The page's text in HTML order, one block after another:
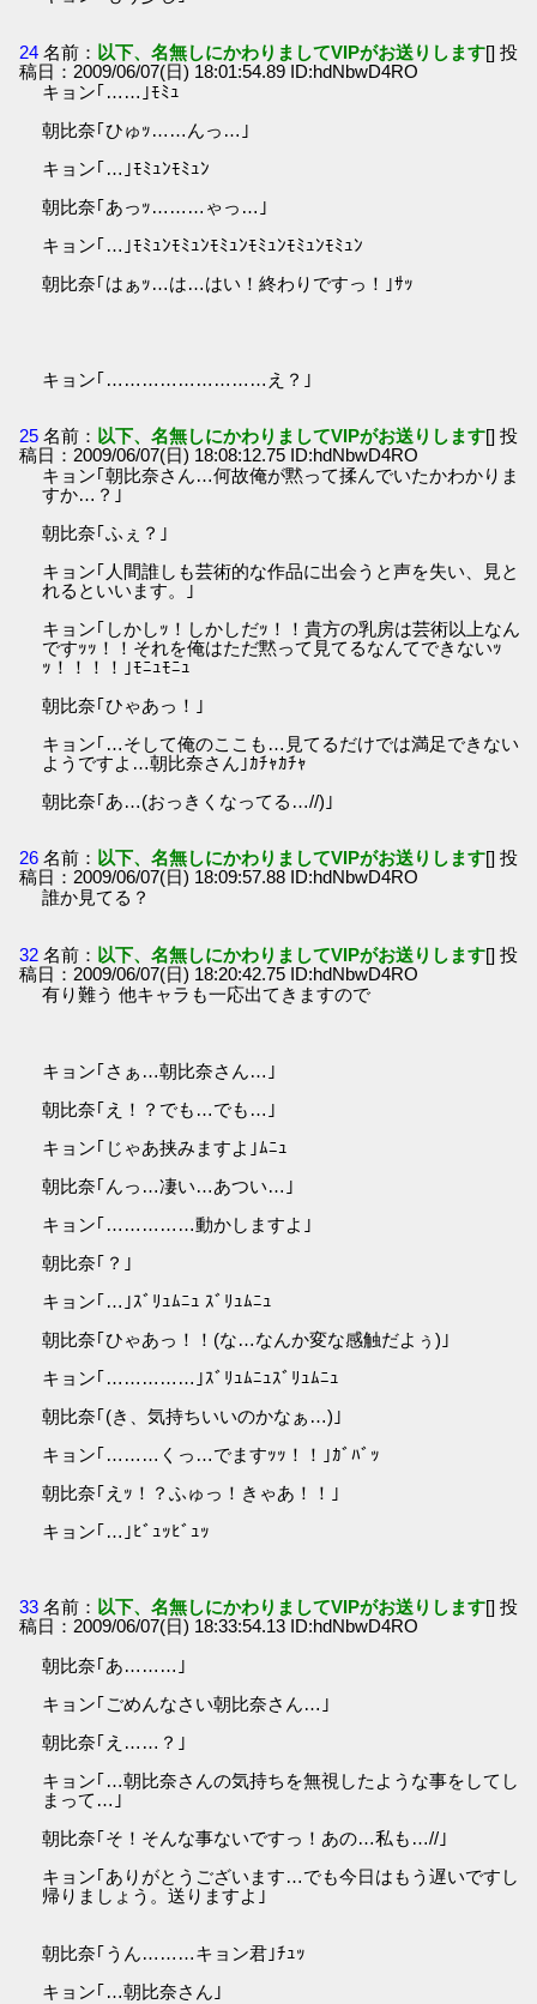
24 名前： 以下、名無しにかわりましてVIPがお送りします[] 投
稿日：2009/06/07(日) 18:01:54.89 ID:hdNbwD4RO
キョン｢……｣ﾓﾐｭ
朝比奈｢ひゅｯ……んっ…｣
キョン｢…｣ﾓﾐｭﾝﾓﾐｭﾝ
朝比奈｢あっｯ………ゃっ…｣
キョン｢…｣ﾓﾐｭﾝﾓﾐｭﾝﾓﾐｭﾝﾓﾐｭﾝﾓﾐｭﾝﾓﾐｭﾝ
朝比奈｢はぁｯ…は…はい！終わりですっ！｣ｻｯ
キョン｢………………………え？｣
25 名前： 以下、名無しにかわりましてVIPがお送りします[] 投
稿日：2009/06/07(日) 18:08:12.75 ID:hdNbwD4RO
キョン｢朝比奈さん…何故俺が黙って揉んでいたかわかりま
すか…？｣
朝比奈｢ふぇ？｣
キョン｢人間誰しも芸術的な作品に出会うと声を失い、見と
れるといいます。｣
キョン｢しかしｯ！しかしだｯ！！貴方の乳房は芸術以上なん
ですｯｯ！！それを俺はただ黙って見てるなんてできないｯ
ｯ！！！！｣ﾓﾆｭﾓﾆｭ
朝比奈｢ひゃあっ！｣
キョン｢…そして俺のここも…見てるだけでは満足できない
ようですよ…朝比奈さん｣ｶﾁｬｶﾁｬ
朝比奈｢あ…(おっきくなってる…//)｣
26 名前： 以下、名無しにかわりましてVIPがお送りします[] 投
稿日：2009/06/07(日) 18:09:57.88 ID:hdNbwD4RO
誰か見てる？
32 名前： 以下、名無しにかわりましてVIPがお送りします[] 投
稿日：2009/06/07(日) 18:20:42.75 ID:hdNbwD4RO
有り難う 他キャラも一応出てきますので
キョン｢さぁ…朝比奈さん…｣
朝比奈｢え！？でも…でも…｣
キョン｢じゃあ挟みますよ｣ﾑﾆｭ
朝比奈｢んっ…凄い…あつい…｣
キョン｢……………動かしますよ｣
朝比奈｢？｣
キョン｢…｣ｽﾞﾘｭﾑﾆｭ ｽﾞﾘｭﾑﾆｭ
朝比奈｢ひゃあっ！！(な…なんか変な感触だよぅ)｣
キョン｢……………｣ｽﾞﾘｭﾑﾆｭｽﾞﾘｭﾑﾆｭ
朝比奈｢(き、気持ちいいのかなぁ…)｣
キョン｢………くっ…でますｯｯ！！｣ｶﾞﾊﾞｯ
朝比奈｢えｯ！？ふゅっ！きゃあ！！｣
キョン｢…｣ﾋﾞｭｯﾋﾞｭｯ
33 名前： 以下、名無しにかわりましてVIPがお送りします[] 投
稿日：2009/06/07(日) 18:33:54.13 ID:hdNbwD4RO
朝比奈｢あ………｣
キョン｢ごめんなさい朝比奈さん…｣
朝比奈｢え……？｣
キョン｢…朝比奈さんの気持ちを無視したような事をしてし
まって…｣
朝比奈｢そ！そんな事ないですっ！あの…私も…//｣
キョン｢ありがとうございます…でも今日はもう遅いですし
帰りましょう。送りますよ｣
朝比奈｢うん………キョン君｣ﾁｭｯ
キョン｢…朝比奈さん｣